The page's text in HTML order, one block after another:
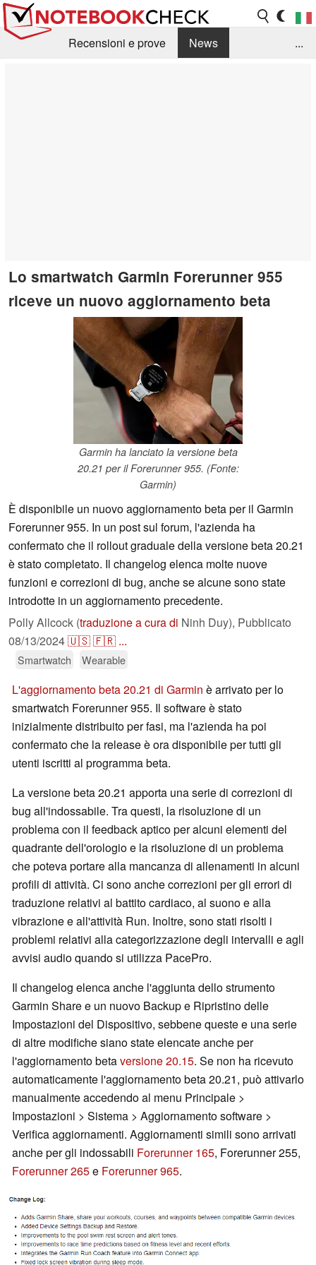
Recensioni e prove
News
...
Lo smartwatch Garmin Forerunner 955
riceve un nuovo aggiornamento beta
Garmin ha lanciato la versione beta
20.21 per il Forerunner 955. (Fonte:
Garmin)
È disponibile un nuovo aggiornamento beta per il Garmin
Forerunner 955. In un post sul forum, l'azienda ha
confermato che il rollout graduale della versione beta 20.21
è stato completato. Il changelog elenca molte nuove
funzioni e correzioni di bug, anche se alcune sono state
introdotte in un aggiornamento precedente.
Polly Allcock (traduzione a cura di Ninh Duy), Pubblicato
08/13/2024🇺🇸🇫🇷 ...
Smartwatch Wearable
L'aggiornamento beta 20.21 di Garmin è arrivato per lo
smartwatch Forerunner 955. Il software è stato
inizialmente distribuito per fasi, ma l'azienda ha poi
confermato che la release è ora disponibile per tutti gli
utenti iscritti al programma beta.
La versione beta 20.21 apporta una serie di correzioni di
bug all'indossabile. Tra questi, la risoluzione di un
problema con il feedback aptico per alcuni elementi del
quadrante dell'orologio e la risoluzione di un problema
che poteva portare alla mancanza di allenamenti in alcuni
profili di attività. Ci sono anche correzioni per gli errori di
traduzione relativi al battito cardiaco, al suono e alla
vibrazione e all'attività Run. Inoltre, sono stati risolti i
problemi relativi alla categorizzazione degli intervalli e agli
avvisi audio quando si utilizza PacePro.
Il changelog elenca anche l'aggiunta dello strumento
Garmin Share e un nuovo Backup e Ripristino delle
Impostazioni del Dispositivo, sebbene queste e una serie
di altre modifiche siano state elencate anche per
l'aggiornamento betaversione 20.15. Se non ha ricevuto
automaticamente l'aggiornamento beta 20.21, può attivarlo
manualmente accedendo al menu Principale >
Impostazioni > Sistema > Aggiornamento software >
Verifica aggiornamenti. Aggiornamenti simili sono arrivati
anche per gli indossabili Forerunner 165, Forerunner 255,
Forerunner 265e Forerunner 965.